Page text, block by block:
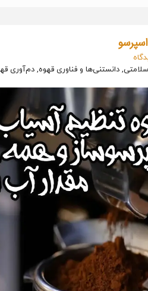
دانستنی‌ها و فناوری قهوه, دم‌آوری